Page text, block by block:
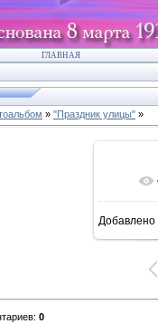
ГЛАВНАЯ
» "Праздник улицы" »
Добавлено
: 0